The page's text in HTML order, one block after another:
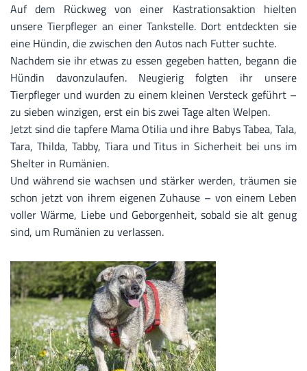
Auf dem Rückweg von einer Kastrationsaktion hielten
unsere Tierpfleger an einer Tankstelle. Dort entdeckten sie
eine Hündin, die zwischen den Autos nach Futter suchte.
Nachdem sie ihr etwas zu essen gegeben hatten, begann die
Hündin davonzulaufen. Neugierig folgten ihr unsere
Tierpfleger und wurden zu einem kleinen Versteck geführt –
zu sieben winzigen, erst ein bis zwei Tage alten Welpen.
Jetzt sind die tapfere Mama Otilia und ihre Babys Tabea, Tala,
Tara, Thilda, Tabby, Tiara und Titus in Sicherheit bei uns im
Shelter in Rumänien.
Und während sie wachsen und stärker werden, träumen sie
schon jetzt von ihrem eigenen Zuhause – von einem Leben
voller Wärme, Liebe und Geborgenheit, sobald sie alt genug
sind, um Rumänien zu verlassen.